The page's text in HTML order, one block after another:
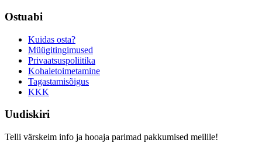
Ostuabi
Kuidas osta?
Müügitingimused
Privaatsuspoliitika
Kohaletoimetamine
Tagastamisõigus
KKK
Uudiskiri
Telli värskeim info ja hooaja parimad pakkumised meilile!